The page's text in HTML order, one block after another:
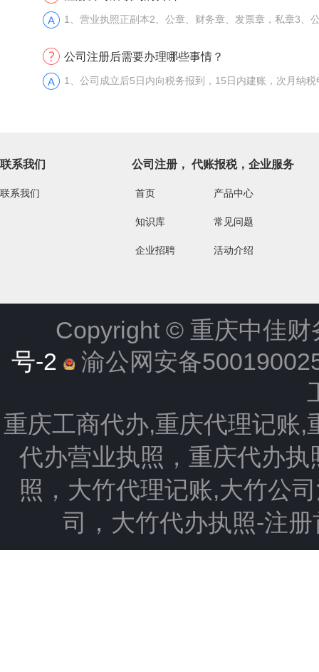
1、营业执照正副本2、公章、财务章、发票章，私章3、
公司注册后需要办理哪些事情？
1、公司成立后5日内向税务报到，15日内建账，次月纳
联系我们
联系我们
公司注册， 代账报税，企业服务
首页 产品中心
知识库 常见问题
企业招聘 活动介绍
Copyright © 重庆中佳
号-2
渝公网安备
重庆工商代办,重庆代理记账
代办营业执照，重庆代办
照，大竹代理记账,大竹公
司，大竹代办执照-注